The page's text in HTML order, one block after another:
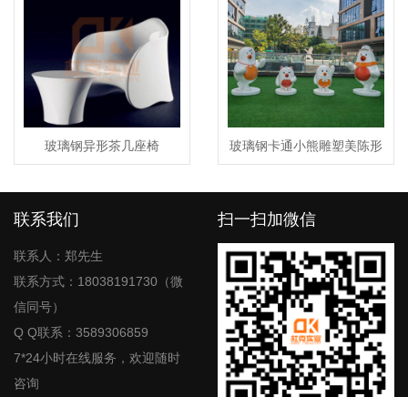
玻璃钢异形茶几座椅
玻璃钢卡通小熊雕塑美陈形
象公仔玩偶
联系我们
联系人：郑先生
联系方式：18038191730（微
信同号）
Q Q联系：3589306859
7*24小时在线服务，欢迎随时
咨询
扫一扫加微信